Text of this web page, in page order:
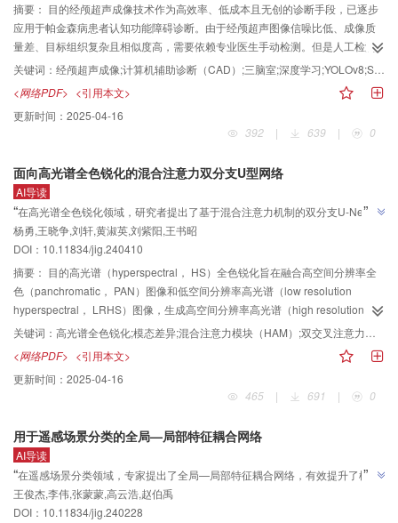
摘要： 目的经颅超声成像技术作为高效率、低成本且无创的诊断手段，已逐步
应用于帕金森病患者认知功能障碍诊断。由于经颅超声图像信噪比低、成像质
量差、目标组织复杂且相似度高，需要依赖专业医生手动检测。但是人工检测
不仅费时费力，还可能因为操作者的主观因素影响，造成检测结果出现差异
性。针对这一问题，提出了一种基于Swin Transformer和多尺度深度特征融合
的YOLO-SF-TV（YOLO network based on Swin Transformer and multi-scale
deep feature fusion for third ventricle）模型用于经颅超声图像三脑室检测，以
提高临床检测准确率，辅助医生进行早期诊断。方法YOLO-SF-TV模型在
络，并引入空间金字塔池化合模块SPP-FCM（spatial pyramid pooling fast
incorporating CSPNet and multiple attention mechanisms）扩大网络感受
野，并增强多尺度特征融合能力。在网络的多尺度特征融合部分结合深度可分
离卷积和多头注意力机制，提出了PAFPN-DM（path aggregation and feature
pyramid network with depthwise separable convolution）模块，并对主干特征
输出层增加多头注意力机制，以提高网络对不同尺度特征图中全局和局部重要
信息的理解能力。同时，将传统卷积替换为深度可分离卷积模块，通过对每个
通道单独卷积提高网络对不同通道的敏感性，以保证模型准确度的同时降低训
练参数和难度，增强模型的泛化能力。结果在本文收集的经颅超声三脑室图像
果表明，本文提出的YOLO-SF-TV在经颅超声三脑室目标上的平均精确度均值
（mean average precision， mAP）达到98.69%，相比于YOLOv8提升了
2.12%，与其他典型模型相比检测精度达到最优。结论本文提出的YOLO-SF-TV
模块可以增强模型检测能力，提高模型泛化性和鲁棒性。同时，本文制作的数
据集将有助于推动经颅超声三脑室图像检测问题的研究。
关键词： 经颅超声成像;计算机辅助诊断（CAD）;三脑室;深度学习;YOLOv8;Swin Transformer
<网络PDF> <引用本文>
更新时间： 2025-04-16
392
| 639 | 0
面向高光谱全色锐化的混合注意力双分支U型网络
AI导读
“在高光谱全色锐化领域，研究者提出了基于混合注意力机制的双分支U-Net结
构DUNet-HA，有效融合空间—光谱信息，显著提升高光谱全色锐化结果图像的
质量。”
”
杨勇,王晓争,刘轩,黄淑英,刘紫阳,王书昭
DOI：10.11834/jig.240410
摘要： 目的高光谱（hyperspectral， HS）全色锐化旨在融合高空间分辨率全
色（panchromatic， PAN）图像和低空间分辨率高光谱（low resolution
hyperspectral， LRHS）图像，生成高空间分辨率高光谱（high resolution
hyperspectral， HRHS）图像。现有全色锐化算法往往忽略PAN和HS图像之间
的模态差异，从而造成特征提取不精确，导致融合结果中存在光谱畸变和空间
失真。针对这一问题，提出一种基于混合注意力机制的双分支U-Net（dual-
branch U-Net based on hybrid attention， DUNet-HA），实现PAN与HS图像
的多尺度空间—光谱特征的提取和融合。方法设计混合注意力模块（hybrid
用通道和空间自注意力模块来增强光谱和空间特征，构建一个双交叉注意力模
块（double cross attention module， DCAM），通过学习PAN与HS图像跨模
态特征的空间—光谱依赖关系来引导两种特征的重建。与经典的混合
Transformer结构相比，设计的DCAM可以通过计算与查询位置无关的交叉注意
力权重来实现两种图像特征的校正，在降低模型计算量的同时，提升网络的性
关键词： 高光谱全色锐化;模态差异;混合注意力模块（HAM）;双交叉注意力模块（DCAM）;Transformer;空间—光谱依赖关系
<网络PDF> <引用本文>
更新时间： 2025-04-16
465
| 691 | 0
用于遥感场景分类的全局—局部特征耦合网络
AI导读
“在遥感场景分类领域，专家提出了全局—局部特征耦合网络，有效提升了模型
特征学习能力，缓解了自注意力机制的计算压力。
”
王俊杰,李伟,张蒙蒙,高云浩,赵伯禹
DOI：10.11834/jig.240228